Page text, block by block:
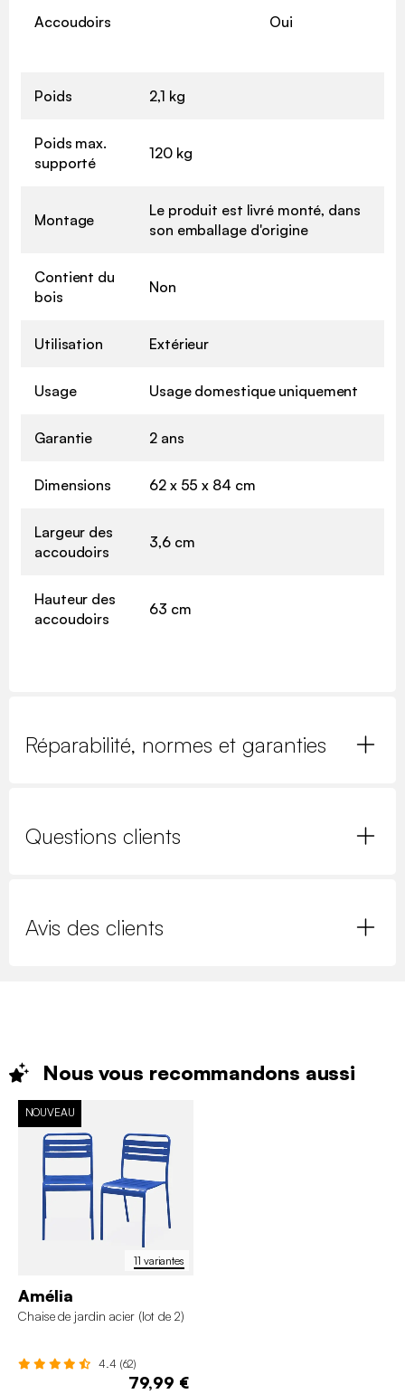
Accoudoirs Oui
Poids 2,1 kg
Poids max.
supporté
120 kg
Montage
Le produit est livré monté, dans
son emballage d'origine
Contient du
bois
Non
Utilisation Extérieur
Usage Usage domestique uniquement
Garantie 2 ans
Dimensions 62 x 55 x 84 cm
Largeur des
accoudoirs
3,6 cm
Hauteur des
accoudoirs
63 cm
Réparabilité, normes et garanties
Questions clients
Avis des clients
Nous vous recommandons aussi
11 variantes
NOUVEAU
Amélia
Chaise de jardin acier (lot de 2)
4.4 (62)
79,99 €